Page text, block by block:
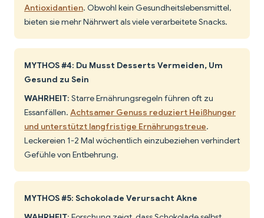
Antioxidantien. Obwohl kein Gesundheitslebensmittel,
bieten sie mehr Nährwert als viele verarbeitete Snacks.
MYTHOS #4: Du Musst Desserts Vermeiden, Um
Gesund zu Sein
WAHRHEIT: Starre Ernährungsregeln führen oft zu
Essanfällen. Achtsamer Genuss reduziert Heißhunger
und unterstützt langfristige Ernährungstreue.
Leckereien 1-2 Mal wöchentlich einzubeziehen verhindert
Gefühle von Entbehrung.
MYTHOS #5: Schokolade Verursacht Akne